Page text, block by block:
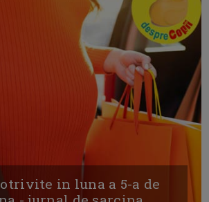
in luna a 5-a de